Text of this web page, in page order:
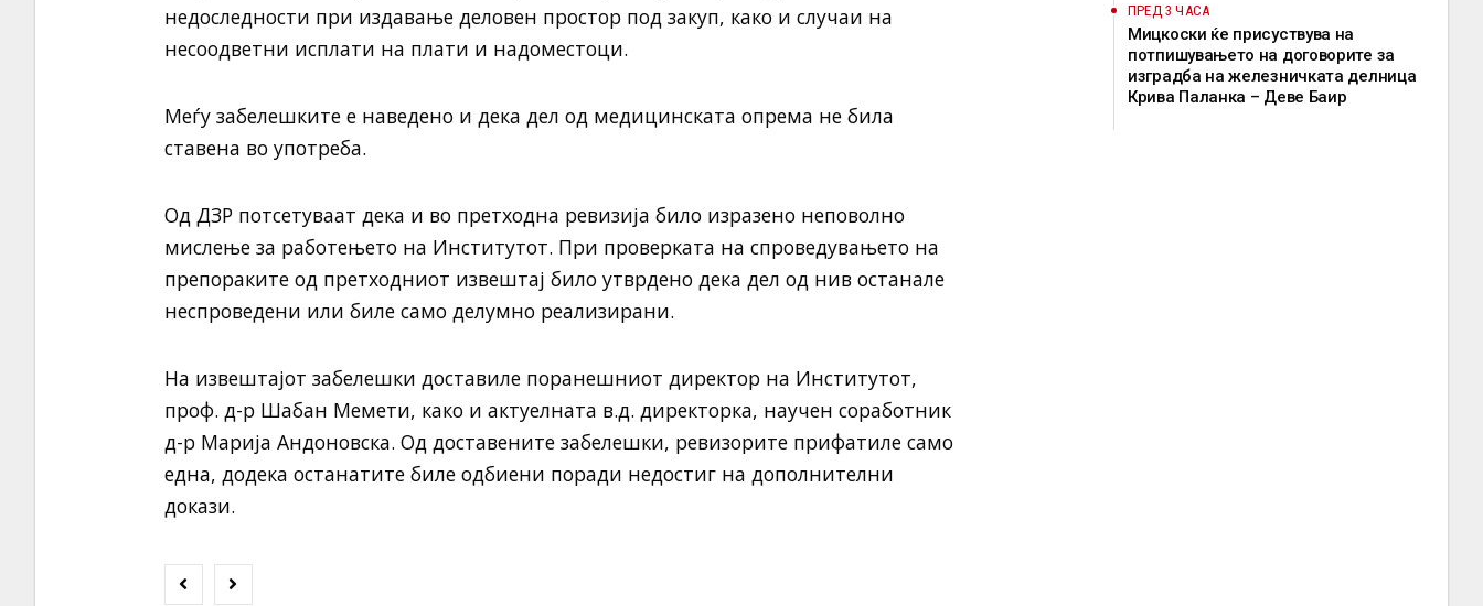
недоследности при издавање деловен простор под закуп, како и случаи на
несоодветни исплати на плати и надоместоци.
Меѓу забелешките е наведено и дека дел од медицинската опрема не била
ставена во употреба.
Од ДЗР потсетуваат дека и во претходна ревизија било изразено неповолно
мислење за работењето на Институтот. При проверката на спроведувањето на
препораките од претходниот извештај било утврдено дека дел од нив останале
неспроведени или биле само делумно реализирани.
На извештајот забелешки доставиле поранешниот директор на Институтот,
проф. д-р Шабан Мемети, како и актуелната в.д. директорка, научен соработник
д-р Марија Андоновска. Од доставените забелешки, ревизорите прифатиле само
една, додека останатите биле одбиени поради недостиг на дополнителни
докази.
ПРЕД 3 ЧАСА
Мицкоски ќе присуствува на
потпишувањето на договорите за
изградба на железничката делница
Крива Паланка – Деве Баир